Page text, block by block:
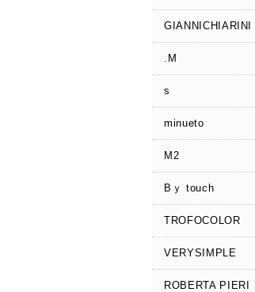
GIANNICHIARINI
.M
s
minueto
M2
Bｙ touch
TROFOCOLOR
VERYSIMPLE
ROBERTA PIERI